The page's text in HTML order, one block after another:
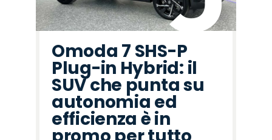
Omoda 7 SHS-P
Plug-in Hybrid: il
SUV che punta su
autonomia ed
efficienza è in